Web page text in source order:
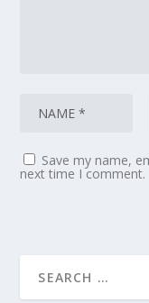
Save my name,
next time I comment.